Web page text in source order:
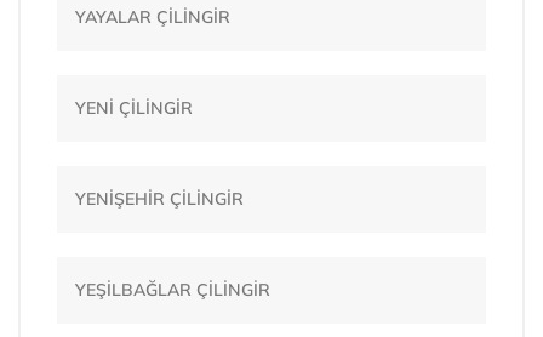
YAYALAR ÇİLİNGİR
YENİ ÇİLİNGİR
YENİŞEHİR ÇİLİNGİR
YEŞİLBAĞLAR ÇİLİNGİR